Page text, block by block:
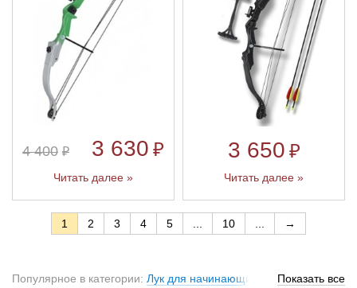
4 400 ₽ 3 630 ₽
Читать далее »
3 650 ₽
Читать далее »
1 2 3 4 5 ... 10 ... →
Популярное в категории: Лук для начинающих Показать все